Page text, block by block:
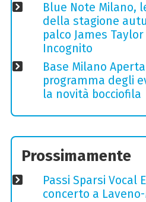
Blue Note Milano,
della stagione
palco James
Incognito
Base Milano
programma degli
la novità bocciofila
Prossimamente
Passi Sparsi Vocal
concerto a